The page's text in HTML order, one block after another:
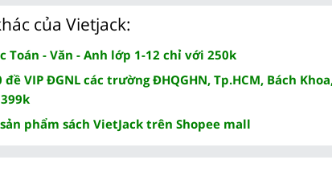
của Vietjack:
Toán - Văn - Anh lớp 1-12 chỉ với 250k
VIP ĐGNL các trường ĐHQGHN, Tp.HCM, Bách
phẩm sách VietJack trên Shopee mall